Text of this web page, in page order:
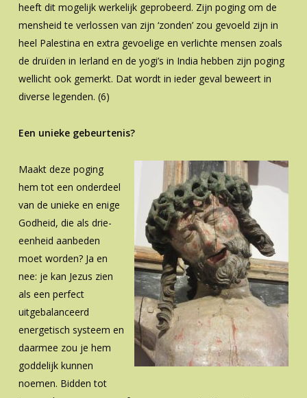
heeft dit mogelijk werkelijk geprobeerd. Zijn poging om de
mensheid te verlossen van zijn ‘zonden’ zou gevoeld zijn in
heel Palestina en extra gevoelige en verlichte mensen zoals
de druïden in Ierland en de yogi’s in India hebben zijn poging
wellicht ook gemerkt. Dat wordt in ieder geval beweert in
diverse legenden. (6)
Een unieke gebeurtenis?
Maakt deze poging
hem tot een onderdeel
van de unieke en enige
Godheid, die als drie-
eenheid aanbeden
moet worden? Ja en
nee: je kan Jezus zien
als een perfect
uitgebalanceerd
energetisch systeem en
daarmee zou je hem
goddelijk kunnen
noemen. Bidden tot